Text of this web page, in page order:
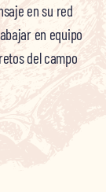
en su red
en equipo
del campo